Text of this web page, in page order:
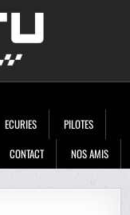
ECURIES
PILOTES
CONTACT NOS AMIS